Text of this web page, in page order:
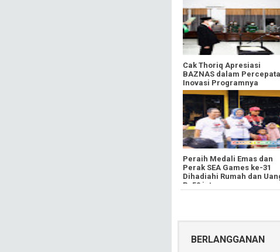
Cak Thoriq Apresiasi
BAZNAS dalam
Inovasi Programnya
Peraih Medali Emas dan
Perak SEA Games ke-31
Dihadiahi Rumah dan
Rp50 juta
BERLANGGANAN